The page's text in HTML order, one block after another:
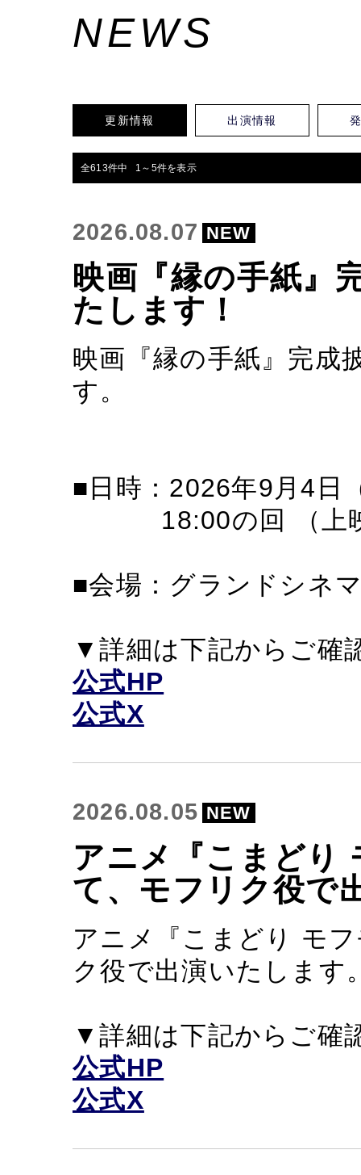
NEWS
更新情報 出演情報
全613件中 1～5件を表示
2026.08.07 NEW
映画『縁の手紙』
たします！
映画『縁の手紙』完成
す。
■日時：2026年9月4日
18:00の回 （上映
■会場：グランドシネ
▼詳細は下記からご確
公式HP
公式X
2026.08.05 NEW
アニメ『こまどり
て、モフリク役で
アニメ『こまどり モ
ク役で出演いたします
▼詳細は下記からご確
公式HP
公式X